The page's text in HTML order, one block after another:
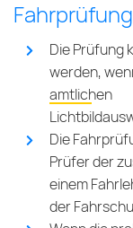
Fahrprüfung
Die Prüfung
werden,
amtlichen
Die
Prüfer der
einem
der